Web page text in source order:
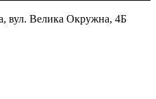
вул. Велика Окружна, 4Б